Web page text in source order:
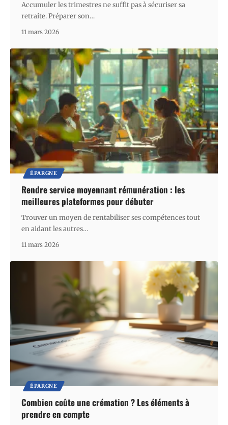
Accumuler les trimestres ne suffit pas à sécuriser sa
retraite. Préparer son…
11 mars 2026
ÉPARGNE
Rendre service moyennant rémunération : les
meilleures plateformes pour débuter
Trouver un moyen de rentabiliser ses compétences tout
en aidant les autres…
11 mars 2026
ÉPARGNE
Combien coûte une crémation ? Les éléments à
prendre en compte